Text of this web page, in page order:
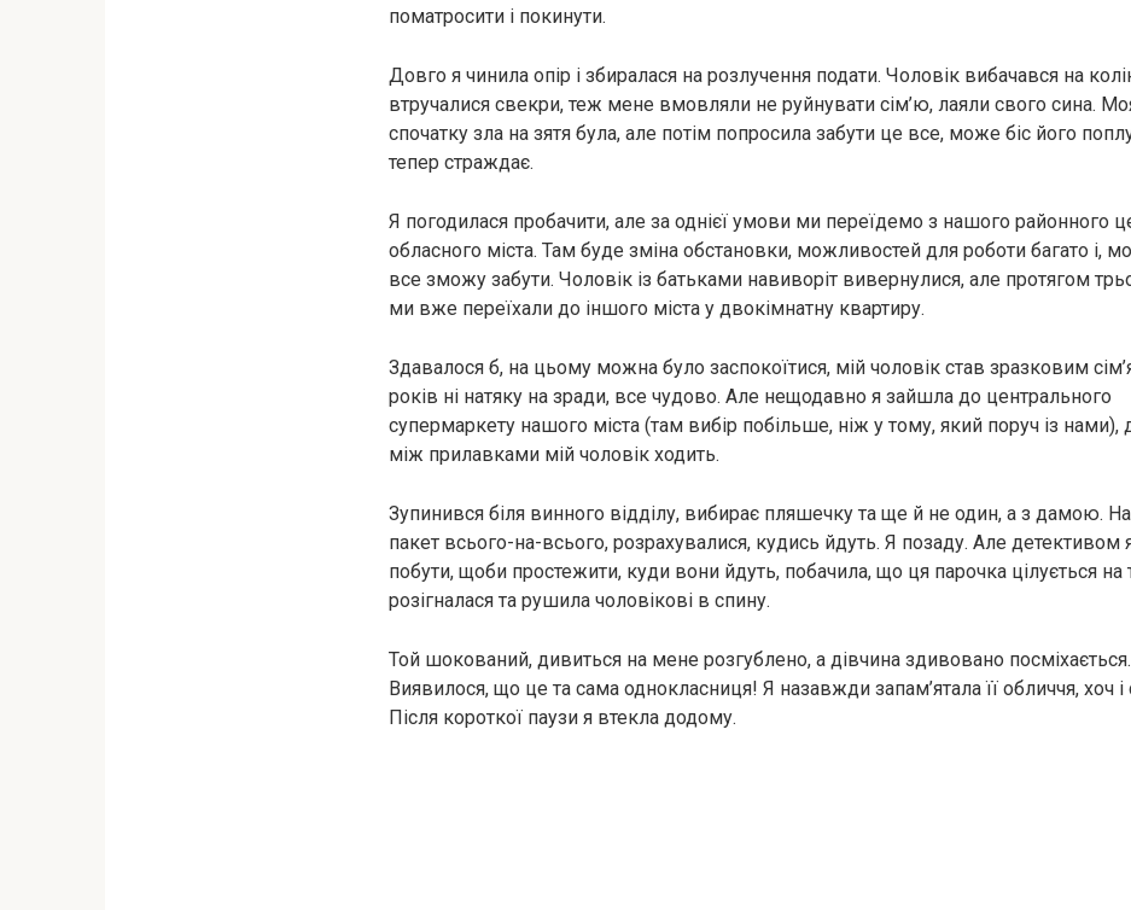
поматросити і покинути.
Довго я чинила опір і збиралася на розлучення подати. Чоловік вибачався на
втручалися свекри, теж мене вмовляли не руйнувати сім’ю, лаяли свого сина.
спочатку зла на зятя була, але потім попросила забути це все, може біс його
тепер страждає.
Я погодилася пробачити, але за однієї умови ми переїдемо з нашого районного
обласного міста. Там буде зміна обстановки, можливостей для роботи багато і,
все зможу забути. Чоловік із батьками навиворіт вивернулися, але протягом
ми вже переїхали до іншого міста у двокімнатну квартиру.
Здавалося б, на цьому можна було заспокоїтися, мій чоловік став зразковим
років ні натяку на зради, все чудово. Але нещодавно я зайшла до центрального
супермаркету нашого міста (там вибір побільше, ніж у тому, який поруч із
між прилавками мій чоловік ходить.
Зупинився біля винного відділу, вибирає пляшечку та ще й не один, а з дамою.
пакет всього-на-всього, розрахувалися, кудись йдуть. Я позаду. Але детективом
побути, щоби простежити, куди вони йдуть, побачила, що ця парочка цілується на
розігналася та рушила чоловікові в спину.
Той шокований, дивиться на мене розгублено, а дівчина здивовано посміхається.
Виявилося, що це та сама однокласниця! Я назавжди запам’ятала її обличчя, хоч і
Після короткої паузи я втекла додому.